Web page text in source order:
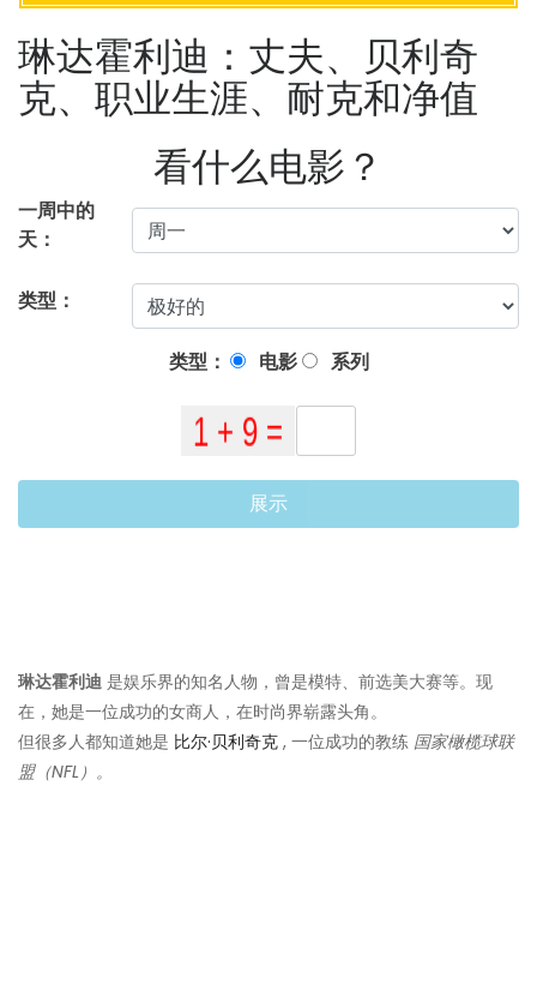
琳达霍利迪：丈夫、贝利奇
克、职业生涯、耐克和净值
看什么电影？
一周中的
天：
类型：
类型： 电影 系列
展示
琳达霍利迪 是娱乐界的知名人物，曾是模特、前选美大赛等。现
在，她是一位成功的女商人，在时尚界崭露头角。
但很多人都知道她是 比尔·贝利奇克 , 一位成功的教练 国家橄榄球联
盟（NFL）。